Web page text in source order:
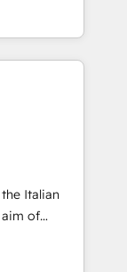
of the
of the
help
turn
meaningful
than just
we lean
a
Italian
aim of
by
integrating